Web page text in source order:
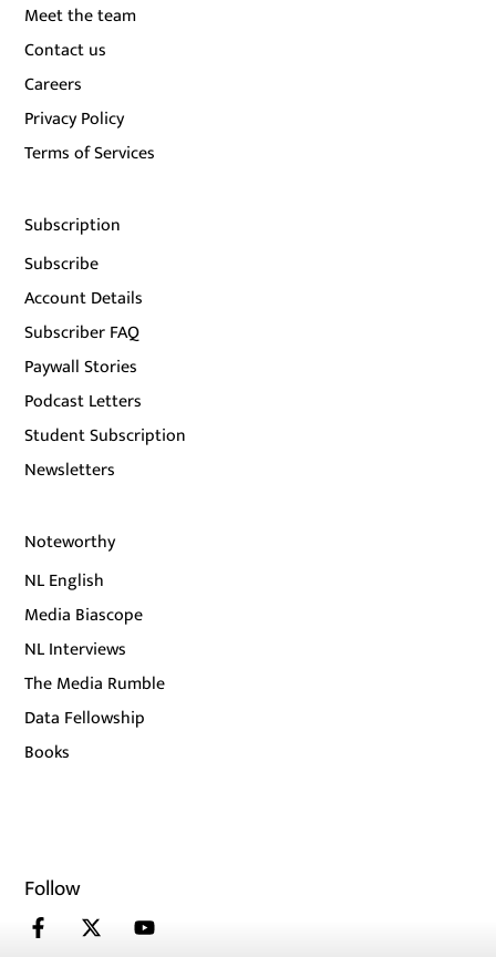
Meet the team
Contact us
Careers
Privacy Policy
Terms of Services
Subscription
Subscribe
Account Details
Subscriber FAQ
Paywall Stories
Podcast Letters
Student Subscription
Newsletters
Noteworthy
NL English
Media Biascope
NL Interviews
The Media Rumble
Data Fellowship
Books
Follow